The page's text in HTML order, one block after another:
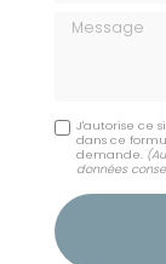
Message
J'autorise ce
dans ce
demande.
données